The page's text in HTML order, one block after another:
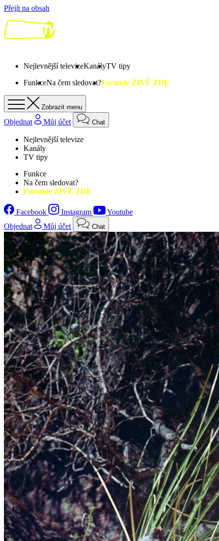
Přejít na obsah
Nejlevnější televizeKanályTV tipy
FunkceNa čem sledovat?Formule ŽIVĚ ZDE
Zobrazit menu
Objednat Můj účet Chat
Nejlevnější televize
Kanály
TV tipy
Funkce
Na čem sledovat?
Formule ŽIVĚ ZDE
Facebook Instagram
Youtube
Objednat
Můj účet Chat